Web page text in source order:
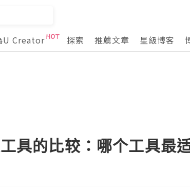
U Creator 探索 推薦文章 星級博客
具的比较：哪个工具最